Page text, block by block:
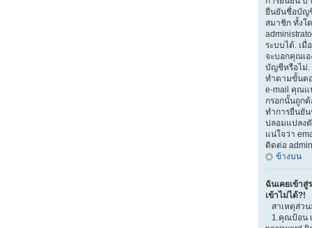
ยืนยันชื่อบัญ
สมาชิก ทั้งโ
ระบบได้. เ
จะบอกคุณเ
บัญชีหรือไม่.
ทำตามขั้นต
e-mail คุณแ
กรอกนั้นถูกต้
ทำการยืนยั
ปลอมแปลง
แน่ใจว่า
ติดต่อ
ข้างบน
ฉันเคยเข้า
เข้าไม่ได้?!
สาเหตุส่ว
1.คุณป้อน